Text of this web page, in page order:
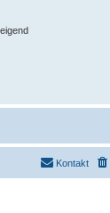
Kontakt